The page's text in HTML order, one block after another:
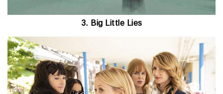
3. Big Little Lies